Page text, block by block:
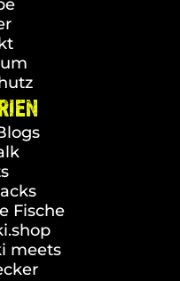
Fische
meets